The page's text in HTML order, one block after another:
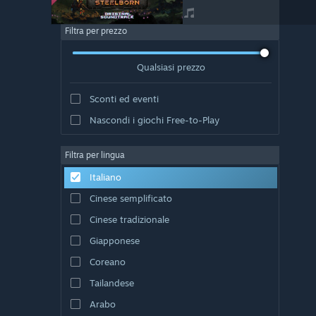
Filtra per prezzo
Qualsiasi prezzo
Sconti ed eventi
Nascondi i giochi Free-to-Play
Filtra per lingua
Italiano
Cinese semplificato
Cinese tradizionale
Giapponese
Coreano
Tailandese
Arabo